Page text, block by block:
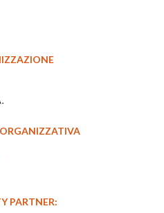
PARTNER: